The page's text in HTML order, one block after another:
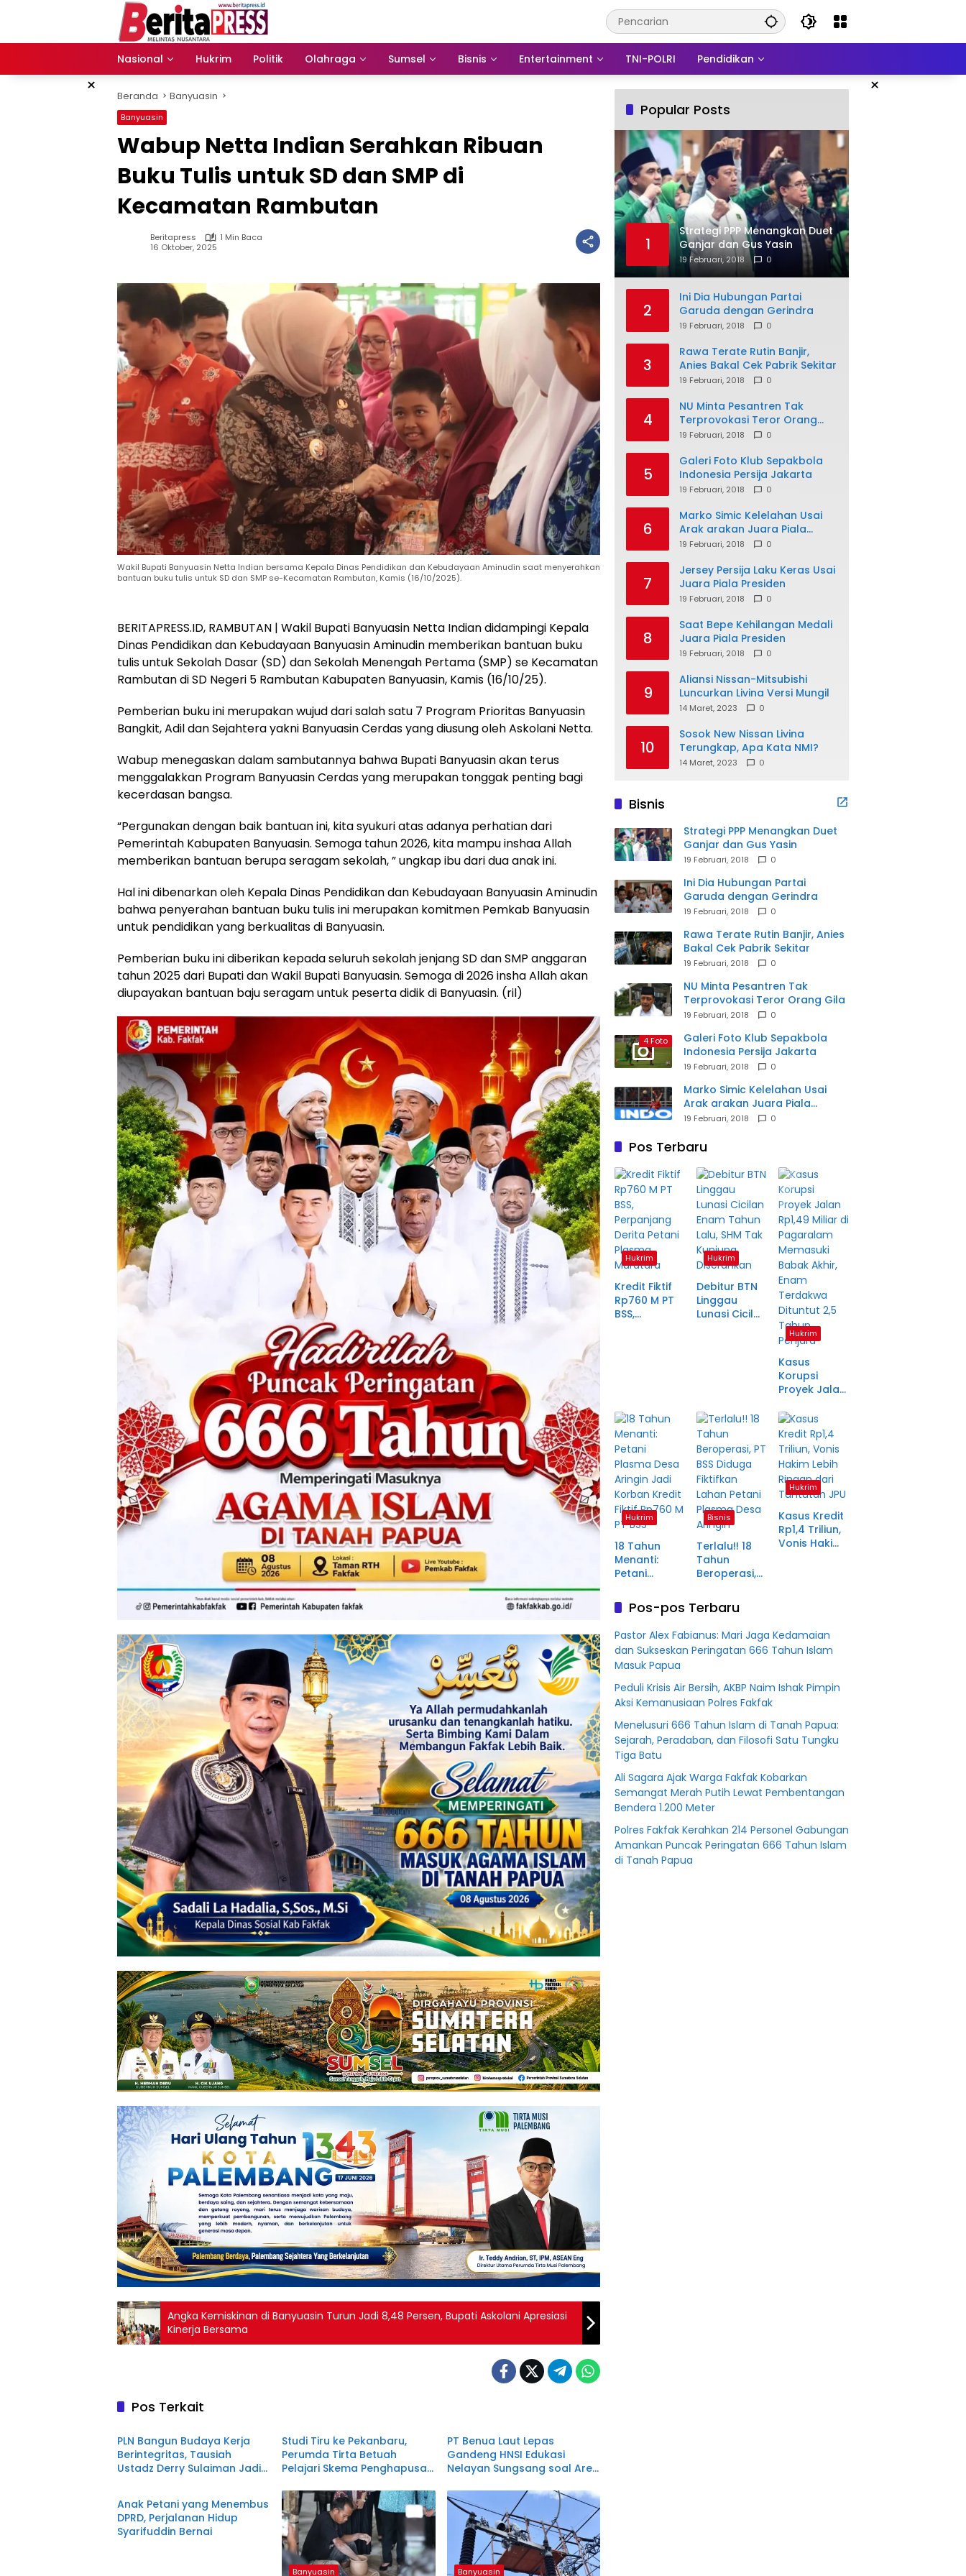
Nasional
Hukrim Politik Olahraga Sumsel Bisnis Entertainment TNI-POLRI Pendidikan
× ×
Beranda Banyuasin
Banyuasin
Wabup Netta Indian Serahkan Ribuan
Buku Tulis untuk SD dan SMP di
Kecamatan Rambutan
Beritapress
1 Min Baca
16 Oktober, 2025
Wakil Bupati Banyuasin Netta Indian bersama Kepala Dinas Pendidikan dan Kebudayaan Aminudin saat menyerahkan
bantuan buku tulis untuk SD dan SMP se-Kecamatan Rambutan, Kamis (16/10/2025).
BERITAPRESS.ID, RAMBUTAN | Wakil Bupati Banyuasin Netta Indian didampingi Kepala
Dinas Pendidikan dan Kebudayaan Banyuasin Aminudin memberikan bantuan buku
tulis untuk Sekolah Dasar (SD) dan Sekolah Menengah Pertama (SMP) se Kecamatan
Rambutan di SD Negeri 5 Rambutan Kabupaten Banyuasin, Kamis (16/10/25).
Pemberian buku ini merupakan wujud dari salah satu 7 Program Prioritas Banyuasin
Bangkit, Adil dan Sejahtera yakni Banyuasin Cerdas yang diusung oleh Askolani Netta.
Wabup menegaskan dalam sambutannya bahwa Bupati Banyuasin akan terus
menggalakkan Program Banyuasin Cerdas yang merupakan tonggak penting bagi
kecerdasan bangsa.
“Pergunakan dengan baik bantuan ini, kita syukuri atas adanya perhatian dari
Pemerintah Kabupaten Banyuasin. Semoga tahun 2026, kita mampu inshaa Allah
memberikan bantuan berupa seragam sekolah, ” ungkap ibu dari dua anak ini.
Hal ini dibenarkan oleh Kepala Dinas Pendidikan dan Kebudayaan Banyuasin Aminudin
bahwa penyerahan bantuan buku tulis ini merupakan komitmen Pemkab Banyuasin
untuk pendidikan yang berkualitas di Banyuasin.
Pemberian buku ini diberikan kepada seluruh sekolah jenjang SD dan SMP anggaran
tahun 2025 dari Bupati dan Wakil Bupati Banyuasin. Semoga di 2026 insha Allah akan
diupayakan bantuan baju seragam untuk peserta didik di Banyuasin. (ril)
Angka Kemiskinan di Banyuasin Turun Jadi 8,48 Persen, Bupati Askolani Apresiasi
Kinerja Bersama
Pos Terkait
Banyuasin
PLN Bangun Budaya Kerja
Berintegritas, Tausiah
Ustadz Derry Sulaiman Jadi
Studi Tiru ke Pekanbaru,
Perumda Tirta Betuah
Pelajari Skema Penghapusan
PT Benua Laut Lepas
Gandeng HNSI Edukasi
Nelayan Sungsang soal Area
Banyuasin
Anak Petani yang Menembus
DPRD, Perjalanan Hidup
Syarifuddin Bernai
Banyuasin Banyuasin
Popular Posts
1
Strategi PPP Menangkan Duet
Ganjar dan Gus Yasin
19 Februari, 2018 0
2
Ini Dia Hubungan Partai
Garuda dengan Gerindra
19 Februari, 2018 0
3
Rawa Terate Rutin Banjir,
Anies Bakal Cek Pabrik Sekitar
19 Februari, 2018 0
4
NU Minta Pesantren Tak
Terprovokasi Teror Orang
Gila
19 Februari, 2018 0
5
Galeri Foto Klub Sepakbola
Indonesia Persija Jakarta
19 Februari, 2018 0
6
Marko Simic Kelelahan Usai
Arak arakan Juara Piala
Presiden
19 Februari, 2018 0
7
Jersey Persija Laku Keras Usai
Juara Piala Presiden
19 Februari, 2018 0
8
Saat Bepe Kehilangan Medali
Juara Piala Presiden
19 Februari, 2018 0
9
Aliansi Nissan-Mitsubishi
Luncurkan Livina Versi Mungil
14 Maret, 2023 0
10
Sosok New Nissan Livina
Terungkap, Apa Kata NMI?
14 Maret, 2023 0
Bisnis
Strategi PPP Menangkan Duet
Ganjar dan Gus Yasin
19 Februari, 2018 0
Ini Dia Hubungan Partai
Garuda dengan Gerindra
19 Februari, 2018 0
Rawa Terate Rutin Banjir, Anies
Bakal Cek Pabrik Sekitar
19 Februari, 2018 0
NU Minta Pesantren Tak
Terprovokasi Teror Orang Gila
19 Februari, 2018 0
4 Foto
Galeri Foto Klub Sepakbola
Indonesia Persija Jakarta
19 Februari, 2018 0
Marko Simic Kelelahan Usai
Arak arakan Juara Piala
Presiden
19 Februari, 2018 0
Pos Terbaru
Hukrim
Kredit Fiktif
Rp760 M PT
BSS,
Hukrim
Debitur BTN
Linggau
Lunasi Cicilan
Hukrim
Kasus
Korupsi
Proyek Jalan
di
Pagaralam
Memasuki
Babak Akhir,
Enam
Terdakwa
Dituntut 2,5
Tahun
Penjara
Hukrim
18 Tahun
Menanti:
Petani
Aringin Jadi
Korban
Kredit Fiktif
Rp760 M PT
BSS
Bisnis
Terlalu!! 18
Tahun
Beroperasi,
Diduga
Fiktifkan
Lahan Petani
Plasma Desa
Aringin
Hukrim
Kasus Kredit
Rp1,4 Triliun,
Vonis Hakim
Pos-pos Terbaru
Pastor Alex Fabianus: Mari Jaga Kedamaian
dan Sukseskan Peringatan 666 Tahun Islam
Masuk Papua
Peduli Krisis Air Bersih, AKBP Naim Ishak Pimpin
Aksi Kemanusiaan Polres Fakfak
Menelusuri 666 Tahun Islam di Tanah Papua:
Sejarah, Peradaban, dan Filosofi Satu Tungku
Tiga Batu
Ali Sagara Ajak Warga Fakfak Kobarkan
Semangat Merah Putih Lewat Pembentangan
Bendera 1.200 Meter
Polres Fakfak Kerahkan 214 Personel Gabungan
Amankan Puncak Peringatan 666 Tahun Islam
di Tanah Papua